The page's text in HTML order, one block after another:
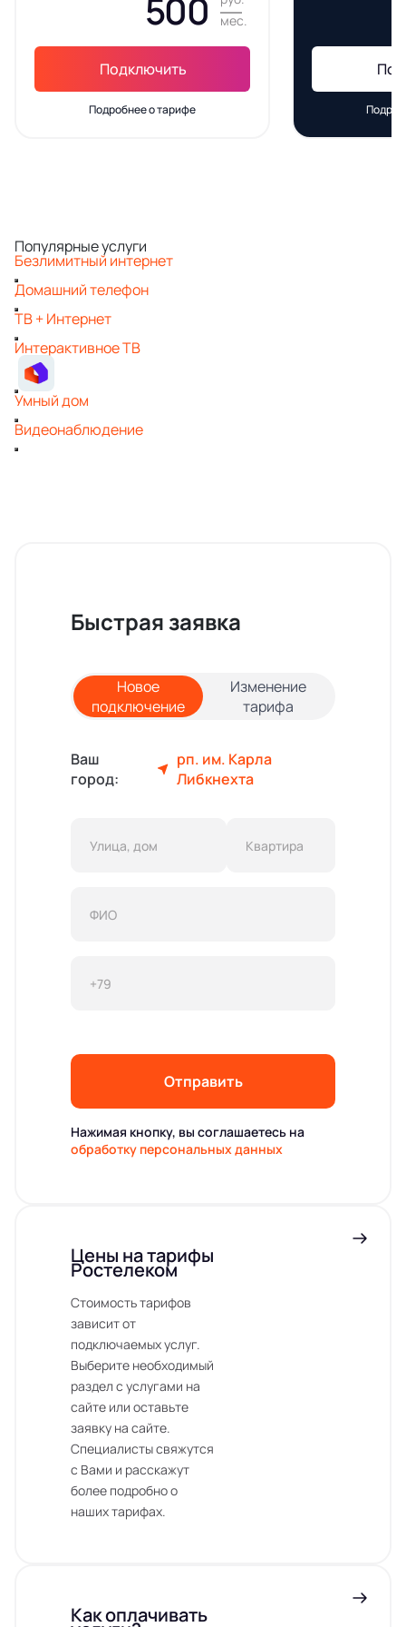
500
мес.
Подключить
Подробнее о тарифе
Популярные услуги
Безлимитный интернет
Домашний телефон
ТВ + Интернет
Интерактивное ТВ
Умный дом
Видеонаблюдение
Быстрая заявка
Новое
подключение
Изменение
тарифа
Ваш
город:
рп. им. Карла
Либкнехта
Отправить
Нажимая кнопку, вы соглашаетесь на
обработку персональных данных
Цены на тарифы
Ростелеком
Стоимость тарифов
зависит от
подключаемых услуг.
Выберите необходимый
раздел с услугами на
сайте или оставьте
заявку на сайте.
Специалисты свяжутся
с Вами и расскажут
более подробно о
наших тарифах.
Как оплачивать